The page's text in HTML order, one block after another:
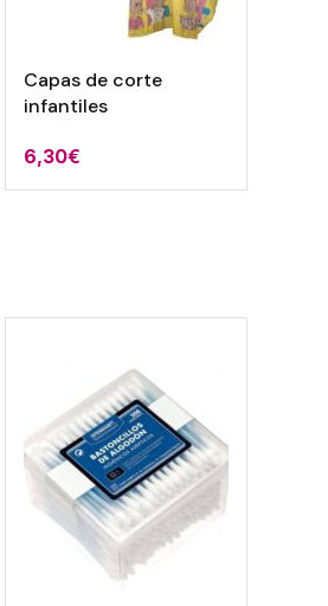
Capas de corte
infantiles
6,30€